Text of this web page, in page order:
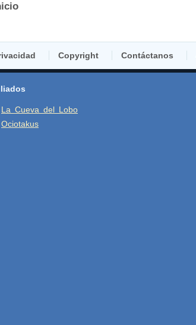
Copyright Contáctanos
La Cueva del Lobo
Ociotakus